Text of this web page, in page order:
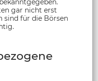
gar nicht erst
sind für die Börsen